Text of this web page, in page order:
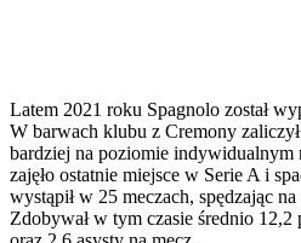
Latem 2021 roku Spagnolo został
W barwach klubu z Cremony
bardziej na poziomie
zajęło ostatnie miejsce w Serie A i
wystąpił w 25 meczach, spędzając
Zdobywał w tym czasie średnio